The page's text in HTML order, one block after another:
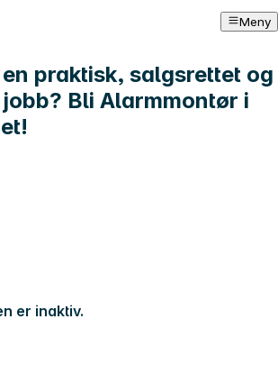
Meny
praktisk, salgsrettet og
Bli Alarmmontør i
er inaktiv.